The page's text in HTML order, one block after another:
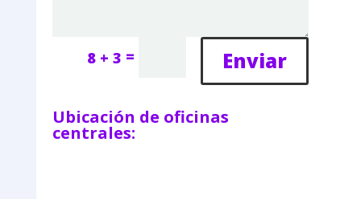
8 + 3 = Enviar
Ubicación de oficinas
centrales: